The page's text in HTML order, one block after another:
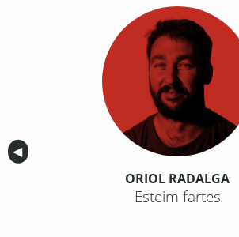
Anterior
◀︎
ORIOL RADALGA
Esteim fartes